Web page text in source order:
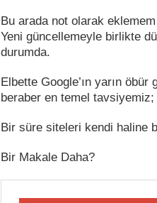
Bu arada not olarak
Yeni güncellemeyle birlikte
durumda.
Elbette Google’ın yarın
beraber en temel tavsiyemiz;
Bir süre siteleri kendi haline
Bir Makale Daha?